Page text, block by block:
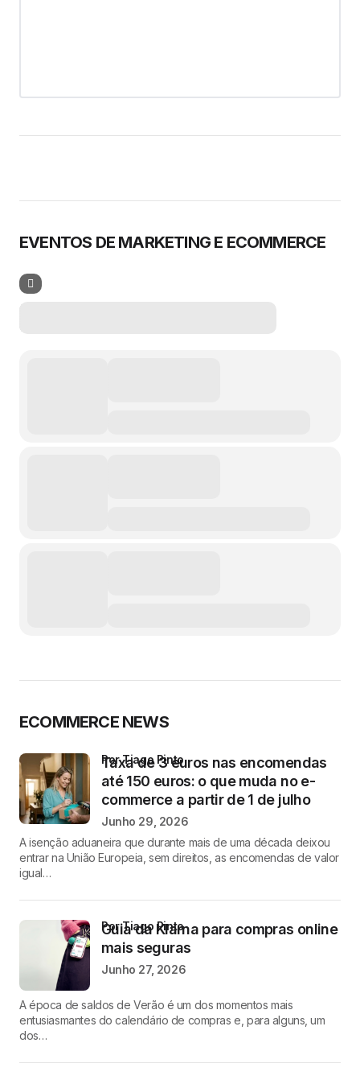
EVENTOS DE MARKETING E ECOMMERCE
ECOMMERCE NEWS
Taxa de 3 euros nas encomendas
até 150 euros: o que muda no e-
commerce a partir de 1 de julho
por Tiago Pinto
Junho 29, 2026
A isenção aduaneira que durante mais de uma década deixou
entrar na União Europeia, sem direitos, as encomendas de valor
igual…
Guia da Klarna para compras online
mais seguras
por Tiago Pinto
Junho 27, 2026
A época de saldos de Verão é um dos momentos mais
entusiasmantes do calendário de compras e, para alguns, um
dos…